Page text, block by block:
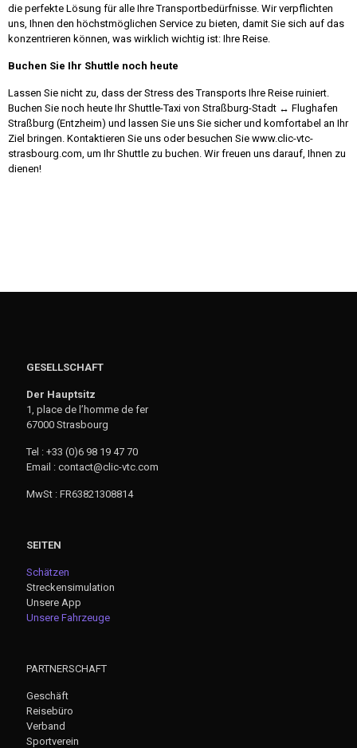
die perfekte Lösung für alle Ihre Transportbedürfnisse. Wir verpflichten
uns, Ihnen den höchstmöglichen Service zu bieten, damit Sie sich auf das
konzentrieren können, was wirklich wichtig ist: Ihre Reise.
Buchen Sie Ihr Shuttle noch heute
Lassen Sie nicht zu, dass der Stress des Transports Ihre Reise ruiniert.
Buchen Sie noch heute Ihr Shuttle-Taxi von Straßburg-Stadt ↔ Flughafen
Straßburg (Entzheim) und lassen Sie uns Sie sicher und komfortabel an Ihr
Ziel bringen. Kontaktieren Sie uns oder besuchen Sie www.clic-vtc-
strasbourg.com, um Ihr Shuttle zu buchen. Wir freuen uns darauf, Ihnen zu
dienen!
GESELLSCHAFT
Der Hauptsitz
1, place de l’homme de fer
67000 Strasbourg
Tel : +33 (0)6 98 19 47 70
Email : contact@clic-vtc.com
MwSt : FR63821308814
SEITEN
Schätzen
Streckensimulation
Unsere App
Unsere Fahrzeuge
PARTNERSCHAFT
Geschäft
Reisebüro
Verband
Sportverein